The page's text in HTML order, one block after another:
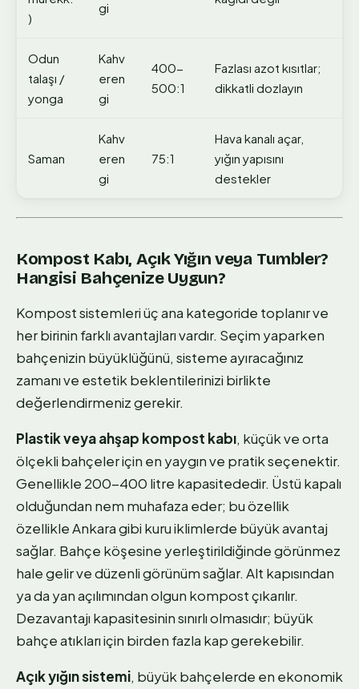
)
gi
Odun
talaşı /
yonga
Kahv
eren
gi
400-
500:1
Fazlası azot kısıtlar;
dikkatli dozlayın
Saman
Kahv
eren
gi
75:1
Hava kanalı açar,
yığın yapısını
destekler
Kompost Kabı, Açık Yığın veya Tumbler?
Hangisi Bahçenize Uygun?
Kompost sistemleri üç ana kategoride toplanır ve
her birinin farklı avantajları vardır. Seçim yaparken
bahçenizin büyüklüğünü, sisteme ayıracağınız
zamanı ve estetik beklentilerinizi birlikte
değerlendirmeniz gerekir.
Plastik veya ahşap kompost kabı, küçük ve orta
ölçekli bahçeler için en yaygın ve pratik seçenektir.
Genellikle 200-400 litre kapasitededir. Üstü kapalı
olduğundan nem muhafaza eder; bu özellik
özellikle Ankara gibi kuru iklimlerde büyük avantaj
sağlar. Bahçe köşesine yerleştirildiğinde görünmez
hale gelir ve düzenli görünüm sağlar. Alt kapısından
ya da yan açılımından olgun kompost çıkarılır.
Dezavantajı kapasitesinin sınırlı olmasıdır; büyük
bahçe atıkları için birden fazla kap gerekebilir.
Açık yığın sistemi, büyük bahçelerde en ekonomik